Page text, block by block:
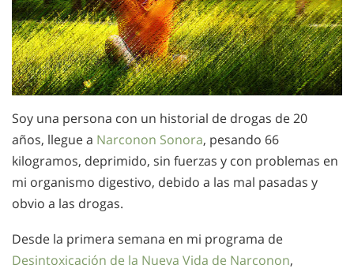
Soy una persona con un historial de drogas de 20
años, llegue a Narconon Sonora, pesando 66
kilogramos, deprimido, sin fuerzas y con problemas en
mi organismo digestivo, debido a las mal pasadas y
obvio a las drogas.
Desde la primera semana en mi programa de
Desintoxicación de la Nueva Vida de Narconon,